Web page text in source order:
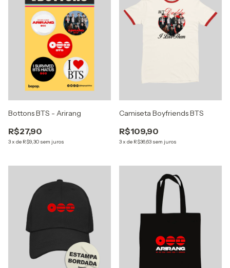
Bottons BTS - Arirang
R$27,90
3x de R$9,30 sem juros
Camiseta Boyfriends BTS
R$109,90
3x de R$36,63 sem juros